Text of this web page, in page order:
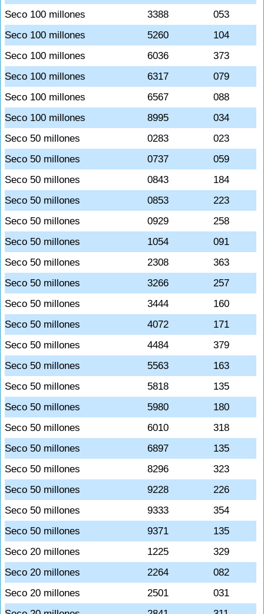
Seco 100 millones
3388
053
Seco 100 millones
5260
104
Seco 100 millones
6036
373
Seco 100 millones
6317
079
Seco 100 millones
6567
088
Seco 100 millones
8995
034
Seco 50 millones
0283
023
Seco 50 millones
0737
059
Seco 50 millones
0843
184
Seco 50 millones
0853
223
Seco 50 millones
0929
258
Seco 50 millones
1054
091
Seco 50 millones
2308
363
Seco 50 millones
3266
257
Seco 50 millones
3444
160
Seco 50 millones
4072
171
Seco 50 millones
4484
379
Seco 50 millones
5563
163
Seco 50 millones
5818
135
Seco 50 millones
5980
180
Seco 50 millones
6010
318
Seco 50 millones
6897
135
Seco 50 millones
8296
323
Seco 50 millones
9228
226
Seco 50 millones
9333
354
Seco 50 millones
9371
135
Seco 20 millones
1225
329
Seco 20 millones
2264
082
Seco 20 millones
2501
031